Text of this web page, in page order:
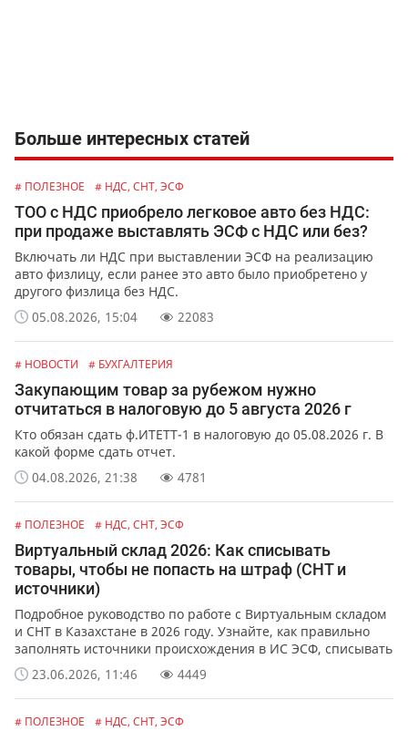
Больше интересных статей
# ПОЛЕЗНОЕ # НДС, СНТ, ЭСФ
ТОО с НДС приобрело легковое авто без НДС:
при продаже выставлять ЭСФ с НДС или без?
Включать ли НДС при выставлении ЭСФ на реализацию
авто физлицу, если ранее это авто было приобретено у
другого физлица без НДС.
05.08.2026, 15:04
22083
# НОВОСТИ # БУХГАЛТЕРИЯ
Закупающим товар за рубежом нужно
отчитаться в налоговую до 5 августа 2026 г
Кто обязан сдать ф.ИТЕТТ-1 в налоговую до 05.08.2026 г. В
какой форме сдать отчет.
04.08.2026, 21:38
4781
# ПОЛЕЗНОЕ # НДС, СНТ, ЭСФ
Виртуальный склад 2026: Как списывать
товары, чтобы не попасть на штраф (СНТ и
источники)
Подробное руководство по работе с Виртуальным складом
и СНТ в Казахстане в 2026 году. Узнайте, как правильно
заполнять источники происхождения в ИС ЭСФ, списывать
остатки, избежать штрафов при переходе на ОУР и какую
программу учета выбрать.
23.06.2026, 11:46 4449
# ПОЛЕЗНОЕ # НДС, СНТ, ЭСФ